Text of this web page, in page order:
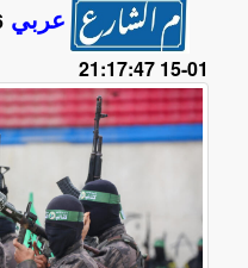
عربي
01-15 21:17:47